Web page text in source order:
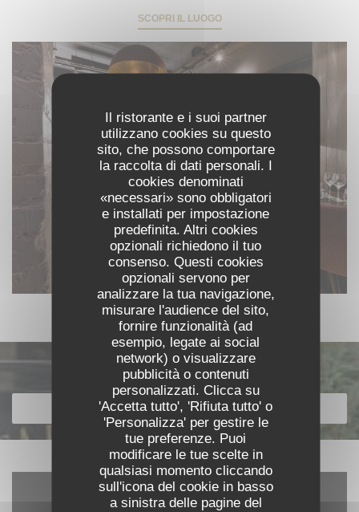
Il ristorante e i suoi partner
utilizzano cookies su questo
sito, che possono comportare
la raccolta di dati personali. I
cookies denominati
«necessari» sono obbligatori
e installati per impostazione
predefinita. Altri cookies
opzionali richiedono il tuo
consenso. Questi cookies
opzionali servono per
analizzare la tua navigazione,
misurare l'audience del sito,
fornire funzionalità (ad
esempio, legate ai social
network) o visualizzare
pubblicità o contenuti
personalizzati. Clicca su
'Accetta tutto', 'Rifiuta tutto' o
'Personalizza' per gestire le
tue preferenze. Puoi
modificare le tue scelte in
qualsiasi momento cliccando
sull'icona del cookie in basso
a sinistra delle pagine del
SCOPRI IL LUOGO
Scopri la nostra carta
SCOPRI LA NOSTRA CARTA